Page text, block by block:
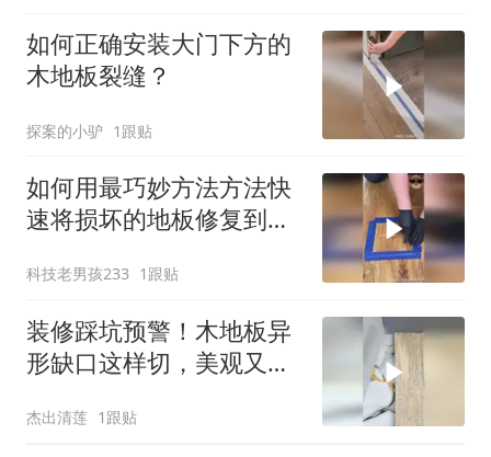
如何正确安装大门下方的
木地板裂缝？
探案的小驴 1跟贴
如何用最巧妙方法方法快
速将损坏的地板修复到完
科技老男孩233 1跟贴
装修踩坑预警！木地板异
形缺口这样切，美观又省
杰出清莲 1跟贴